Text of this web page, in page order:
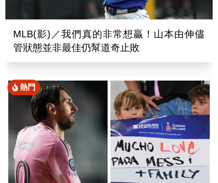
MLB(影)／我們真的非常想贏！山本由伸儘
管狀態並非最佳仍幫道奇止敗
熱門